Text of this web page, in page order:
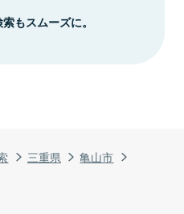
三重県
亀山市
もスムーズに。